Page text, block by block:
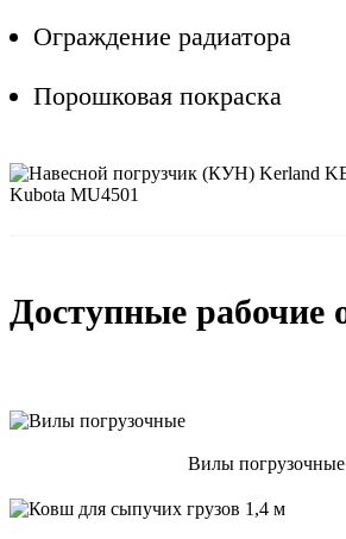
Ограждение радиатора
Порошковая покраска
Доступные рабочие
Вилы погрузочные